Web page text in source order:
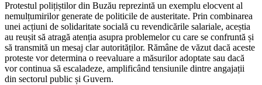
Protestul polițiștilor din Buzău reprezintă un exemplu elocvent al
nemulțumirilor generate de politicile de austeritate. Prin combinarea
unei acțiuni de solidaritate socială cu revendicările salariale, aceștia
au reușit să atragă atenția asupra problemelor cu care se confruntă și
să transmită un mesaj clar autorităților. Rămâne de văzut dacă aceste
proteste vor determina o reevaluare a măsurilor adoptate sau dacă
vor continua să escaladeze, amplificând tensiunile dintre angajații
din sectorul public și Guvern.